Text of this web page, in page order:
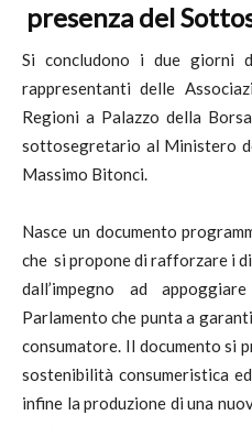
presenza del
Si concludono i due
rappresentanti delle
Regioni a Palazzo della
sottosegretario al Ministero
Massimo Bitonci.
Nasce un documento
che si propone di rafforzare i
dall’impegno ad
Parlamento che punta a
consumatore. Il documento si
sostenibilità consumeristica
infine la produzione di una